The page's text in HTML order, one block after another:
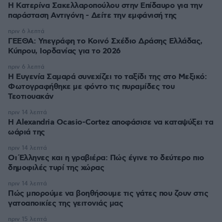
Η Κατερίνα Σακελλαροπούλου στην Επίδαυρο για την
παράσταση Αντιγόνη - Δείτε την εμφάνισή της
ΓΕΕΘΑ: Υπεγράφη το Κοινό Σχέδιο Δράσης Ελλάδας,
Κύπρου, Ιορδανίας για το 2026
πριν 6 λεπτά
Η Ευγενία Σαμαρά συνεχίζει το ταξίδι της στο Μεξικό:
Φωτογραφήθηκε με φόντο τις πυραμίδες του
Τεοτιουακάν
πριν 6 λεπτά
Η Alexandria Ocasio-Cortez αποφάσισε να καταψύξει τα
ωάριά της
πριν 14 λεπτά
Οι Έλληνες και η γραβιέρα: Πώς έγινε το δεύτερο πιο
δημοφιλές τυρί της χώρας
πριν 14 λεπτά
Πώς μπορούμε να βοηθήσουμε τις γάτες που ζουν στις
γατοαποικίες της γειτονιάς μας
πριν 14 λεπτά
πριν 15 λεπτά